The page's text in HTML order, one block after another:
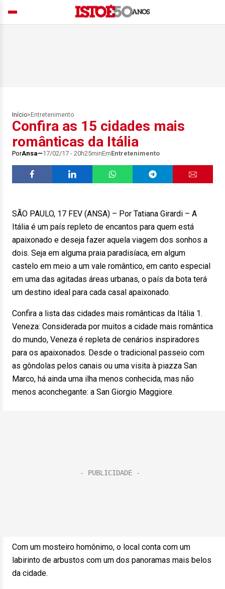
Início> Entretenimento
Confira as 15 cidades mais
românticas da Itália
PorAnsa 17/02/17 - 20h25minEmEntretenimento
SÃO PAULO, 17 FEV (ANSA) – Por Tatiana Girardi – A
Itália é um país repleto de encantos para quem está
apaixonado e deseja fazer aquela viagem dos sonhos a
dois. Seja em alguma praia paradisíaca, em algum
castelo em meio a um vale romântico, em canto especial
em uma das agitadas áreas urbanas, o país da bota terá
um destino ideal para cada casal apaixonado.
Confira a lista das cidades mais românticas da Itália 1.
Veneza: Considerada por muitos a cidade mais romântica
do mundo, Veneza é repleta de cenários inspiradores
para os apaixonados. Desde o tradicional passeio com
as gôndolas pelos canais ou uma visita à piazza San
Marco, há ainda uma ilha menos conhecida, mas não
menos aconchegante: a San Giorgio Maggiore.
Com um mosteiro homônimo, o local conta com um
labirinto de arbustos com um dos panoramas mais belos
da cidade.